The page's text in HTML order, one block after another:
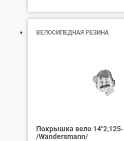
ВЕЛОСИПЕДНАЯ РЕЗИНА
Покрышка вело 14″2,125-
/Wandersmann/